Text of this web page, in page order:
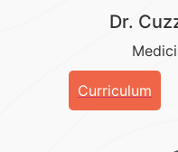
Dr.
Curriculum